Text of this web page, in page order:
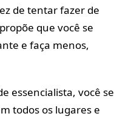
de tentar fazer de
que você se
e faça menos,
essencialista, você se
todos os lugares e